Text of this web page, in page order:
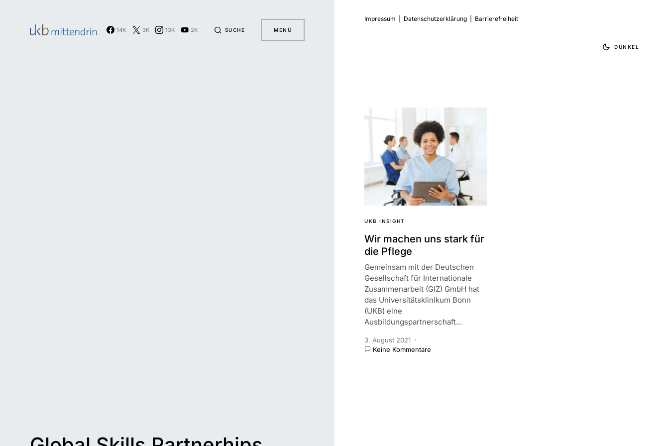
14K 3K 13K 2K SUCHE MENÜ
Impressum Datenschutzerklärung Barrierefreiheit
DUNKEL
UKB INSIGHT
Wir machen uns stark für
die Pflege
Gemeinsam mit der Deutschen
Gesellschaft für Internationale
Zusammenarbeit (GIZ) GmbH hat
das Universitätsklinikum Bonn
(UKB) eine
Ausbildungspartnerschaft...
3. August 2021
Keine Kommentare